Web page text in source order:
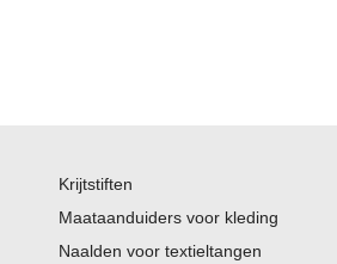
Krijtstiften
Maataanduiders voor kleding
Naalden voor textieltangen